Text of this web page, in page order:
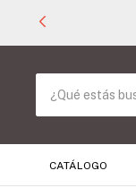
CATÁLOGO